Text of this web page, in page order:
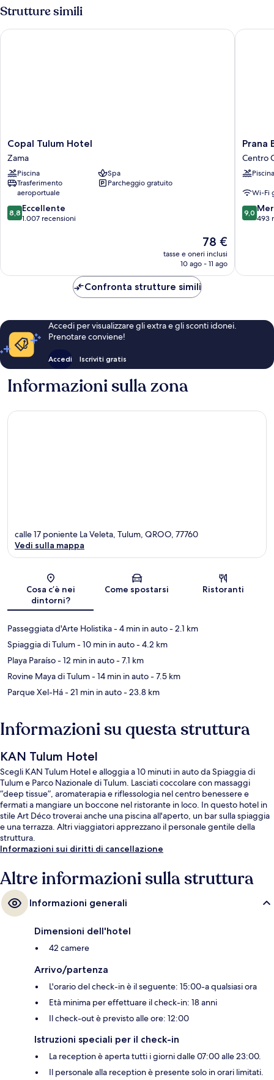
Studio
Strutture simili
Copal
Tulum
Hotel
Zama
Copal Tulum Hotel
Zama
Piscina
Spa
Trasferimento
aeroportuale
Parcheggio gratuito
8.8
su
8,8 Eccellente
1.007 recensioni
Il
prezzo
attuale
78 €
tasse e oneri inclusi
10 ago - 11 ago
Copal Tulum Hotel
Prana
Hotel
Centro
di
Tulum
Prana
Centro
Piscina
Wi-Fi
9.0
su
9,0
493
Prana
Confronta strutture simili
Accedi per visualizzare gli extra e gli sconti idonei.
Prenotare conviene!
Accedi Iscriviti gratis
Informazioni sulla zona
Mappa
calle 17 poniente La Veleta, Tulum, QROO, 77760
Vedi sulla mappa
Cosa c’è nei
dintorni?
Come spostarsi Ristoranti
Passeggiata d'Arte Holistika- 4 min in auto- 2.1 km
Spiaggia di Tulum- 10 min in auto- 4.2 km
Playa Paraíso- 12 min in auto- 7.1 km
Rovine Maya di Tulum- 14 min in auto- 7.5 km
Parque Xel-Há- 21 min in auto- 23.8 km
Informazioni su questa struttura
KAN Tulum Hotel
Scegli KAN Tulum Hotel e alloggia a 10 minuti in auto da Spiaggia di
Tulum e Parco Nazionale di Tulum. Lasciati coccolare con massaggi
“deep tissue”, aromaterapia e riflessologia nel centro benessere e
fermati a mangiare un boccone nel ristorante in loco. In questo hotel in
stile Art Déco troverai anche una piscina all'aperto, un bar sulla spiaggia
e una terrazza. Altri viaggiatori apprezzano il personale gentile della
struttura.
Informazioni sui diritti di cancellazione
Altre informazioni sulla struttura
Informazioni generali
Dimensioni dell'hotel
42 camere
Arrivo/partenza
L'orario del check-in è il seguente: 15:00-a qualsiasi ora
Età minima per effettuare il check-in: 18 anni
Il check-out è previsto alle ore: 12:00
Istruzioni speciali per il check-in
La reception è aperta tutti i giorni dalle 07:00 alle 23:00.
Il personale alla reception è presente solo in orari limitati.